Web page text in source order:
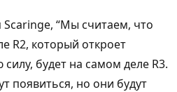
“Мы считаем, что
R2, который откроет
будет на самом деле R3.
появиться, но они будут